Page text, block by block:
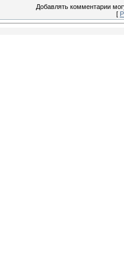
Добавлять комментарии
[